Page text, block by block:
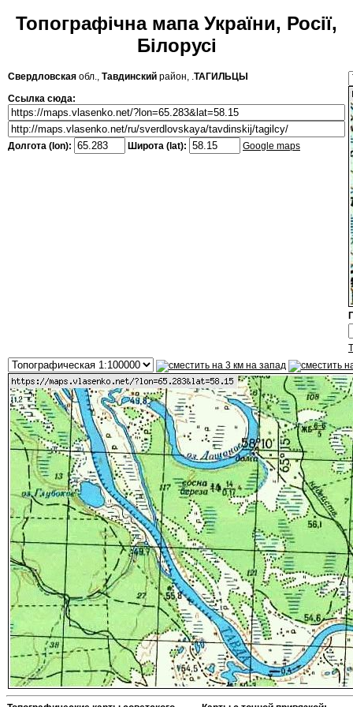
Топографічна мапа України, Росії,
Білорусі
Свердловская обл., Тавдинский район, .ТАГИЛЬЦЫ
Ссылка сюда:
Долгота (lon): Широта (lat): Google maps